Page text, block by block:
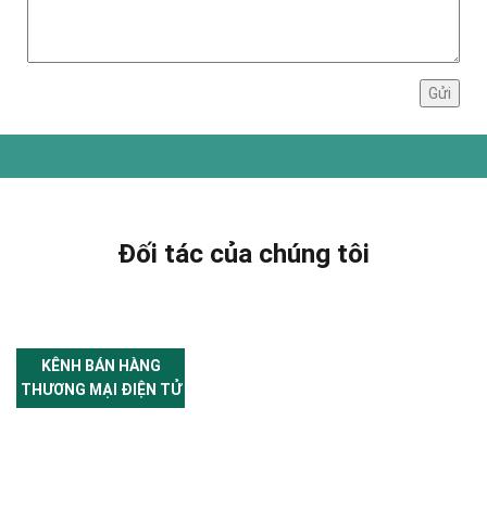
Đối tác của chúng tôi
KÊNH BÁN HÀNG
THƯƠNG MẠI ĐIỆN TỬ